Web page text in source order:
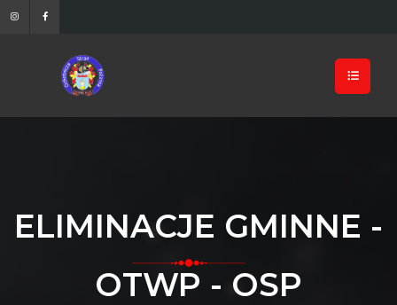
ELIMINACJE GMINNE -
OTWP - OSP